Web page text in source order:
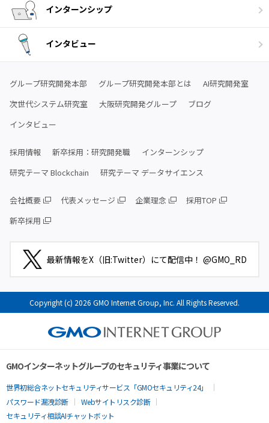
インターンシップ
インタビュー
グループ研究開発本部 グループ研究開発本部とは
AI研究開発室
次世代システム研究室
大阪研究開発グループ
ブログ
インタビュー
採用情報 新卒採用：研究開発職
インターンシップ
研究テーマ Blockchain
研究テーマ データサイエンス
会社概要 代表メッセージ 企業理念
採用TOP
新卒採用
最新情報をX（旧:Twitter）にて配信中！ @GMO_RD
Copyright (c) 2026 GMO Internet Group, Inc. All Rights Reserved.
GMOインターネットグループのセキュリティ事業について
世界初総合ネットセキュリティサービス「GMOセキュリティ24」
パスワード漏洩診断
Webサイトリスク診断
セキュリティ相談AIチャットボット